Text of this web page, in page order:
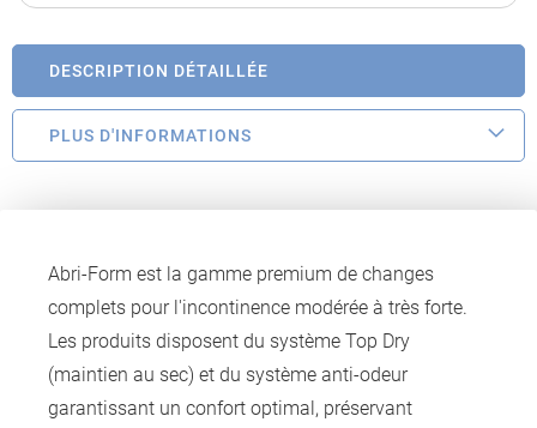
DESCRIPTION DÉTAILLÉE
PLUS D'INFORMATIONS
Abri-Form est la gamme premium de changes
complets pour l'incontinence modérée à très forte.
Les produits disposent du système Top Dry
(maintien au sec) et du système anti-odeur
garantissant un confort optimal, préservant